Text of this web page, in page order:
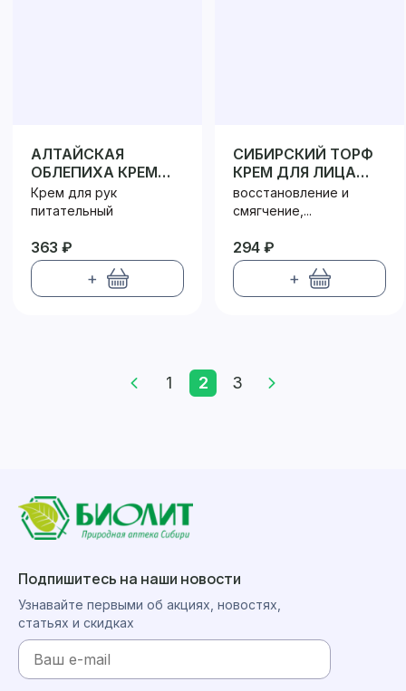
АЛТАЙСКАЯ
ОБЛЕПИХА КРЕМ
ДЛЯ РУК
Крем для рук
питательный
363 ₽
+
СИБИРСКИЙ ТОРФ
КРЕМ ДЛЯ ЛИЦА
ДНЕВНОЙ
восстановление и
смягчение,...
294 ₽
+
1 2 3
Подпишитесь на наши новости
Узнавайте первыми об акциях, новостях,
статьях и скидках